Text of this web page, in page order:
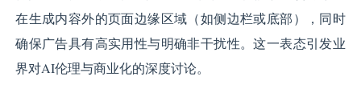
在生成内容外的页面边缘区域（如侧边栏或底部），同时
确保广告具有高实用性与明确非干扰性。这一表态引发业
界对AI伦理与商业化的深度讨论。